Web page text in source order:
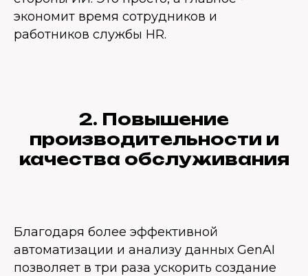
экономит время сотрудников и
работников службы HR.
2. Повышение
производительности и
качества обслуживания
Благодаря более эффективной
автоматизации и анализу данных GenAI
позволяет в три раза ускорить создание